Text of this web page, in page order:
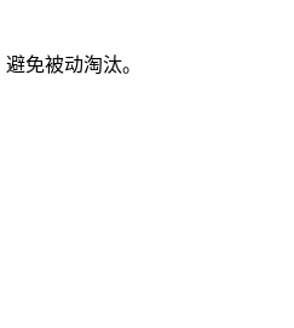
免被动淘汰。